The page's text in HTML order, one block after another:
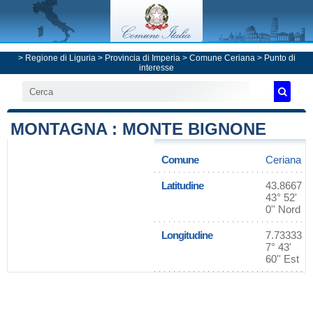
> Regione di Liguria> Provincia di Imperia> Comune Ceriana> Punto di
interesse
MONTAGNA : MONTE BIGNONE
Comune Ceriana
Latitudine
43.8667
43° 52'
0'' Nord
Longitudine
7.73333
7° 43'
60'' Est